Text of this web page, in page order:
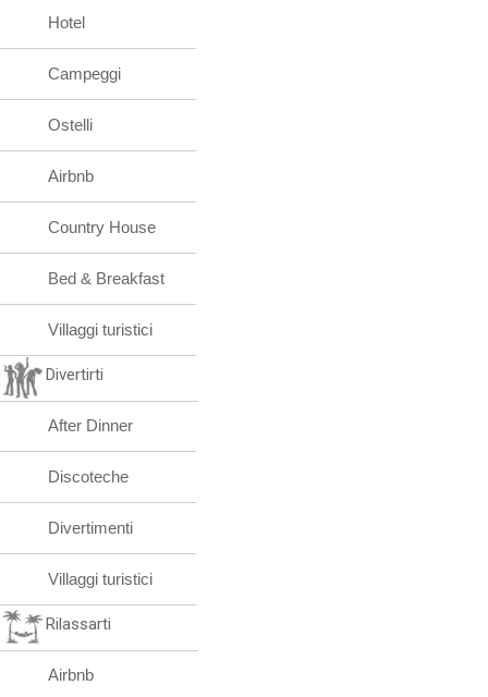
Hotel
Campeggi
Ostelli
Airbnb
Country House
Bed & Breakfast
Villaggi turistici
Divertirti
After Dinner
Discoteche
Divertimenti
Villaggi turistici
Rilassarti
Airbnb